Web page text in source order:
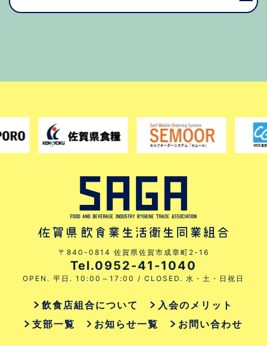
〒840-0814 佐賀県佐賀市成章町2-16
Tel.0952-41-1040
OPEN. 平日. 10:00～17:00 / CLOSED. 水・土・日祝日
飲食店組合について
入会のメリット
支部一覧
お知らせ一覧 お問い合わせ